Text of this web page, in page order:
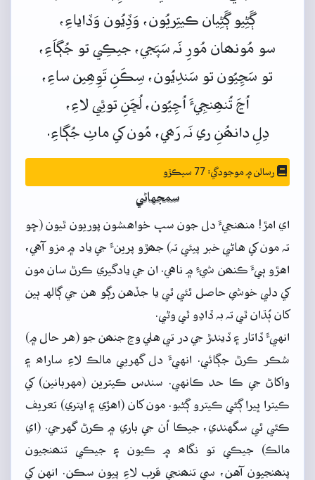
ڳَڻِيو ڳَڻِيان ڪيتِريُون، وَڏِيُون وَڏاياءِ،
سو مُونھان مُورِ نَہ سَپَجي، جيڪِي تو جُڳاَءِ،
تو سَڃِيُون تو سَندِيُون، سِڪَنِ تَوِھِين ساءِ،
اُڃَ تُنھِنجِيءَاُڃِيُون، لُڇَنِ توئِي لاءِ،
دِلِدانھُنِ ري نَہ رَھي، مُون کي ماٺِ جُڳاءِ.
رسالن ۾ موجودگي: 77 سيڪڙو
سمجهاڻي
اي امڙ! منھنجيءَ دل جون سڀ خواهشون پوريون ٿيون (ڇو
تہ مون کي هاڻي خبر پيئي تہ) جھڙو پرينءَ جي ياد ۾ مزو آهي،
اهڙو ٻيءَ ڪنھن شيءِ ۾ ناهي. ان جي يادگيري ڪرڻ سان مون
کي دلي خوشي حاصل ٿئي ٿي يا جڏهن رڳو هن جي ڳالهہ ٻين
کان ٻُڌان ٿي تہ بہ ڏاڍو ٿي وڻي.
انهيءَ ڏاتار ۽ ڏيندڙ جي در تي هلي وڃ جنھن جو (هر حال ۾)
شڪر ڪرڻ جڳائي. انهيءَ دل گهريي مالڪ لاءِ ساراھ ۽
واکاڻ جي ڪا حد ڪانهي. سندس ڪيترين (مهربانين) کي
ڪيترا ڀيرا ڳڻي ڪيترو ڳڻبو. مون کان (اهڙي ۽ ايتري) تعريف
ڪٿي ٿي سگهندي، جيڪا اُن جي باري ۾ ڪرڻ گهرجي. (اي
مالڪ) جيڪي تو نگاھ ۾ ڪيون ۽ جيڪي تنھنجيون
پنھنجيون آهن، سي تنھنجي قرب لاءِ پيون سڪن. انهن کي